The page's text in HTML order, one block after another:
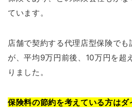
ています。
店舗で契約する代理店型保険でも
が、平均9万円前後、10万円を超
りました。
保険料の節約を考えている方は